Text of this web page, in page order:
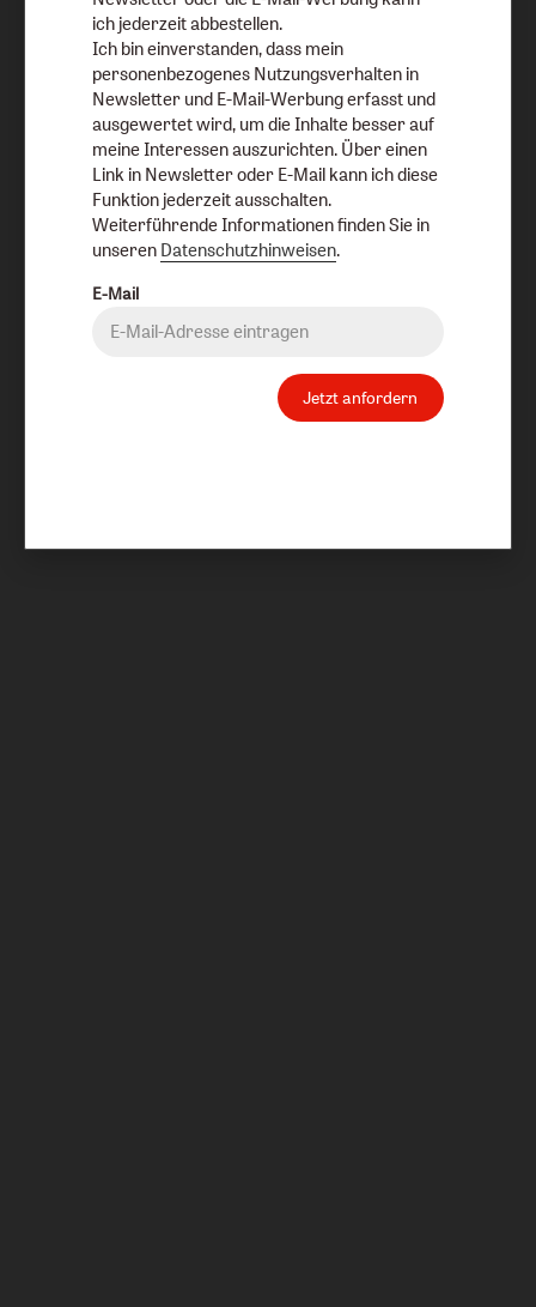
ich jederzeit abbestellen.
Ich bin einverstanden, dass mein
personenbezogenes Nutzungsverhalten in
Newsletter und E-Mail-Werbung erfasst und
ausgewertet wird, um die Inhalte besser auf
meine Interessen auszurichten. Über einen
Link in Newsletter oder E-Mail kann ich diese
Funktion jederzeit ausschalten.
Weiterführende Informationen finden Sie in
unseren Datenschutzhinweisen.
E-Mail
Jetzt anfordern